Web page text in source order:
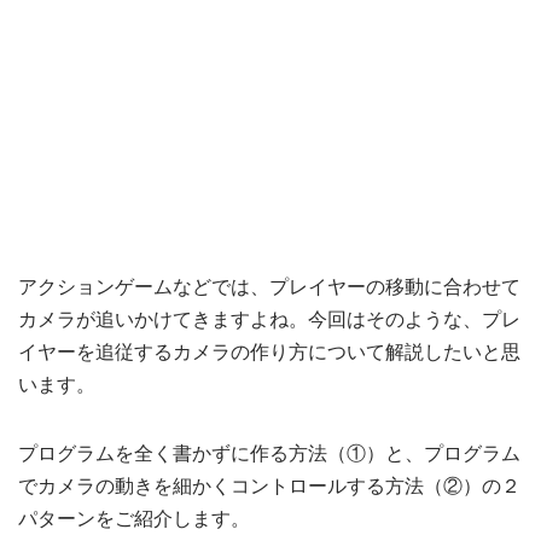
アクションゲームなどでは、プレイヤーの移動に合わせて
カメラが追いかけてきますよね。今回はそのような、プレ
イヤーを追従するカメラの作り方について解説したいと思
います。
プログラムを全く書かずに作る方法（①）と、プログラム
でカメラの動きを細かくコントロールする方法（②）の２
パターンをご紹介します。